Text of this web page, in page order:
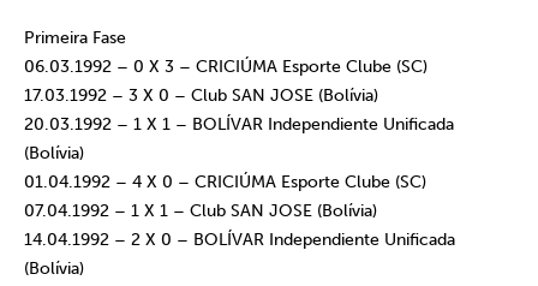
Primeira Fase
06.03.1992 – 0 X 3 – CRICIÚMA Esporte Clube (SC)
17.03.1992 – 3 X 0 – Club SAN JOSE (Bolívia)
20.03.1992 – 1 X 1 – BOLÍVAR Independiente Unificada
(Bolívia)
01.04.1992 – 4 X 0 – CRICIÚMA Esporte Clube (SC)
07.04.1992 – 1 X 1 – Club SAN JOSE (Bolívia)
14.04.1992 – 2 X 0 – BOLÍVAR Independiente Unificada
(Bolívia)